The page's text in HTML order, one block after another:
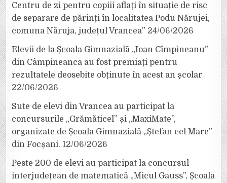
Centru de zi pentru copiii aflați în situație de risc
de separare de părinți în localitatea Podu Nărujei,
comuna Năruja, județul Vrancea” 24/06/2026
Elevii de la Școala Gimnazială „Ioan Cîmpineanu”
din Câmpineanca au fost premiați pentru
rezultatele deosebite obținute în acest an școlar
22/06/2026
Sute de elevi din Vrancea au participat la
concursurile „Grămăticel” și „MaxiMate”,
organizate de Școala Gimnazială „Ștefan cel Mare”
din Focșani. 12/06/2026
Peste 200 de elevi au participat la concursul
interjudețean de matematică „Micul Gauss”, Școala